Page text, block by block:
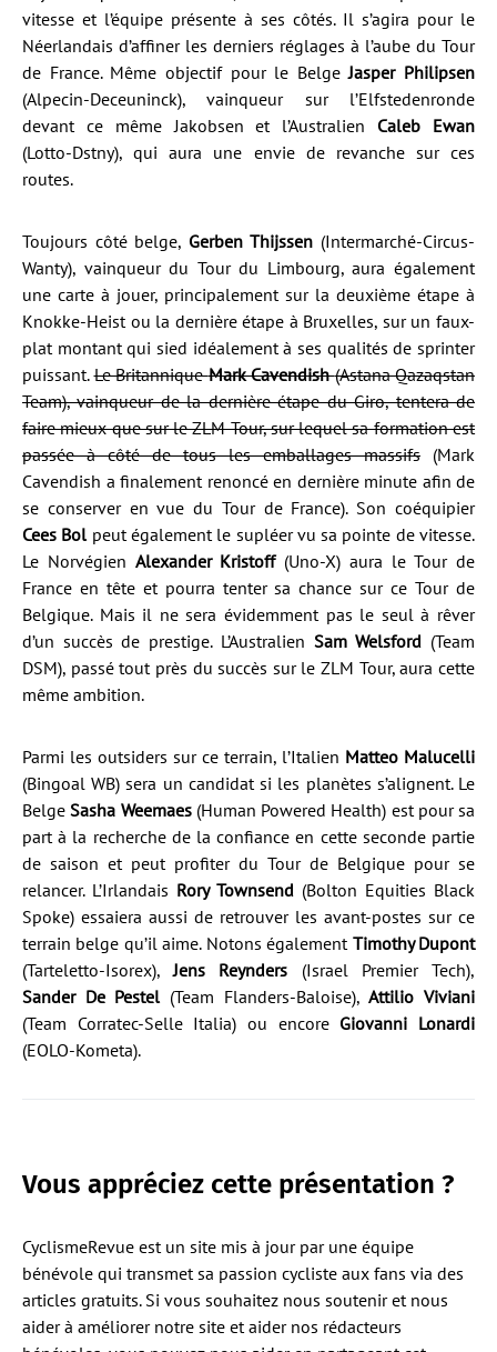
vitesse et l’équipe présente à ses côtés. Il s’agira pour le
Néerlandais d’affiner les derniers réglages à l’aube du Tour
de France. Même objectif pour le BelgeJasper Philipsen
(Alpecin-Deceuninck), vainqueur sur l’Elfstedenronde
devant ce même Jakobsen et l’Australien Caleb Ewan
(Lotto-Dstny), qui aura une envie de revanche sur ces
routes.
Toujours côté belge, Gerben Thijssen (Intermarché-Circus-
Wanty), vainqueur du Tour du Limbourg, aura également
une carte à jouer, principalement sur la deuxième étape à
Knokke-Heist ou la dernière étape à Bruxelles, sur un faux-
plat montant qui sied idéalement à ses qualités de sprinter
puissant.Le BritanniqueMark Cavendish(Astana Qazaqstan
Team), vainqueur de la dernière étape du Giro, tentera de
faire mieux que sur le ZLM Tour, sur lequel sa formation est
passée à côté de tous les emballages massifs (Mark
Cavendish a finalement renoncé en dernière minute afin de
se conserver en vue du Tour de France). Son coéquipier
Cees Bol peut également le supléer vu sa pointe de vitesse.
Le Norvégien Alexander Kristoff(Uno-X) aura le Tour de
France en tête et pourra tenter sa chance sur ce Tour de
Belgique. Mais il ne sera évidemment pas le seul à rêver
d’un succès de prestige. L’Australien Sam Welsford (Team
DSM), passé tout près du succès sur le ZLM Tour, aura cette
même ambition.
Parmi les outsiders sur ce terrain, l’Italien Matteo Malucelli
(Bingoal WB) sera un candidat si les planètes s’alignent. Le
BelgeSasha Weemaes(Human Powered Health) est pour sa
part à la recherche de la confiance en cette seconde partie
de saison et peut profiter du Tour de Belgique pour se
relancer. L’Irlandais Rory Townsend (Bolton Equities Black
Spoke) essaiera aussi de retrouver les avant-postes sur ce
terrain belge qu’il aime. Notons également Timothy Dupont
(Tarteletto-Isorex),Jens Reynders (Israel Premier Tech),
Sander De Pestel (Team Flanders-Baloise),Attilio Viviani
(Team Corratec-Selle Italia) ou encore Giovanni Lonardi
(EOLO-Kometa).
Vous appréciez cette présentation ?
CyclismeRevue est un site mis à jour par une équipe
bénévole qui transmet sa passion cycliste aux fans via des
articles gratuits. Si vous souhaitez nous soutenir et nous
aider à améliorer notre site et aider nos rédacteurs